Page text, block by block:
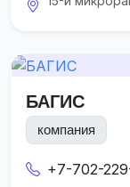
БАГИС
компания
+7-702-